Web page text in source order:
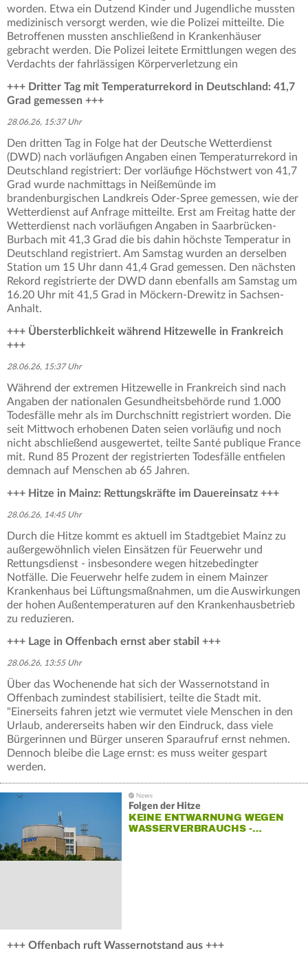
worden. Etwa ein Dutzend Kinder und Jugendliche mussten
medizinisch versorgt werden, wie die Polizei mitteilte. Die
Betroffenen mussten anschließend in Krankenhäuser
gebracht werden. Die Polizei leitete Ermittlungen wegen des
Verdachts der fahrlässigen Körperverletzung ein
+++ Dritter Tag mit Temperaturrekord in Deutschland: 41,7
Grad gemessen +++
28.06.26, 15:37 Uhr
Den dritten Tag in Folge hat der Deutsche Wetterdienst
(DWD) nach vorläufigen Angaben einen Temperaturrekord in
Deutschland registriert: Der vorläufige Höchstwert von 41,7
Grad wurde nachmittags in Neißemünde im
brandenburgischen Landkreis Oder-Spree gemessen, wie der
Wetterdienst auf Anfrage mitteilte. Erst am Freitag hatte der
Wetterdienst nach vorläufigen Angaben in Saarbrücken-
Burbach mit 41,3 Grad die bis dahin höchste Temperatur in
Deutschland registriert. Am Samstag wurden an derselben
Station um 15 Uhr dann 41,4 Grad gemessen. Den nächsten
Rekord registrierte der DWD dann ebenfalls am Samstag um
16.20 Uhr mit 41,5 Grad in Möckern-Drewitz in Sachsen-
Anhalt.
+++ Übersterblichkeit während Hitzewelle in Frankreich
+++
28.06.26, 15:37 Uhr
Während der extremen Hitzewelle in Frankreich sind nach
Angaben der nationalen Gesundheitsbehörde rund 1.000
Todesfälle mehr als im Durchschnitt registriert worden. Die
seit Mittwoch erhobenen Daten seien vorläufig und noch
nicht abschließend ausgewertet, teilte Santé publique France
mit. Rund 85 Prozent der registrierten Todesfälle entfielen
demnach auf Menschen ab 65 Jahren.
+++ Hitze in Mainz: Rettungskräfte im Dauereinsatz +++
28.06.26, 14:45 Uhr
Durch die Hitze kommt es aktuell im Stadtgebiet Mainz zu
außergewöhnlich vielen Einsätzen für Feuerwehr und
Rettungsdienst - insbesondere wegen hitzebedingter
Notfälle. Die Feuerwehr helfe zudem in einem Mainzer
Krankenhaus bei Lüftungsmaßnahmen, um die Auswirkungen
der hohen Außentemperaturen auf den Krankenhausbetrieb
zu reduzieren.
+++ Lage in Offenbach ernst aber stabil +++
28.06.26, 13:55 Uhr
Über das Wochenende hat sich der Wassernotstand in
Offenbach zumindest stabilisiert, teilte die Stadt mit.
"Einerseits fahren jetzt wie vermutet viele Menschen in den
Urlaub, andererseits haben wir den Eindruck, dass viele
Bürgerinnen und Bürger unseren Sparaufruf ernst nehmen.
Dennoch bleibe die Lage ernst: es muss weiter gespart
werden.
Folgen der Hitze
KEINE ENTWARNUNG WEGEN
WASSERVERBRAUCHS -…
+++ Offenbach ruft Wassernotstand aus +++